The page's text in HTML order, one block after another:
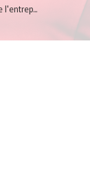
l'entrep...